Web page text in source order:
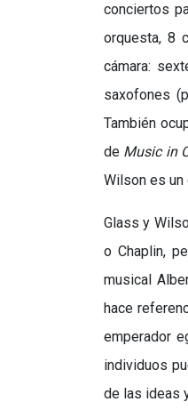
conciertos
orquesta, 8
cámara:
saxofones
También
de Music in
Wilson es un
Glass y
o Chaplin,
musical
hace
emperador
individuos
de las ideas